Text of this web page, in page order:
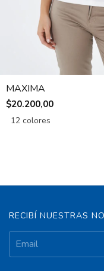
MAXIMA
$20.200,00
12 colores
RECIBÍ NUESTRAS